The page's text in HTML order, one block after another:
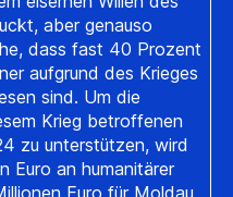
aber genauso
dass fast 40 Prozent
aufgrund des Krieges
sind. Um die
Krieg betroffenen
zu unterstützen, wird
Euro an humanitärer
Euro für Moldau